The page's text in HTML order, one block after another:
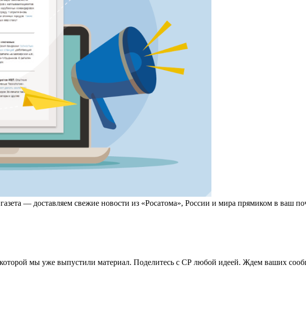
— доставляем свежие новости из «Росатома», России и мира прямиком в ваш
которой мы уже выпустили материал. Поделитесь с СР любой идеей. Ждем ваших